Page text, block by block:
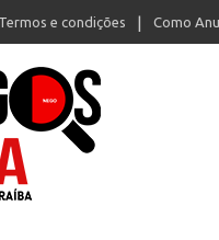
Termos e condições Como